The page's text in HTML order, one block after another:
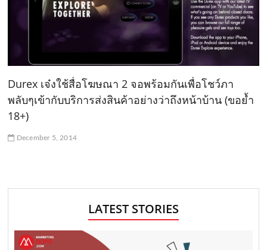
Durex เจ๋งใช้สื่อโฆษณา 2 จอพร้อมกันเพื่อโชว์ภา
พลับๆเข้ากับบริการส่งสินค้าอย่างว่าถึงหน้าบ้าน (ขอย้ำ
18+)
December 5, 2014
LATEST STORIES